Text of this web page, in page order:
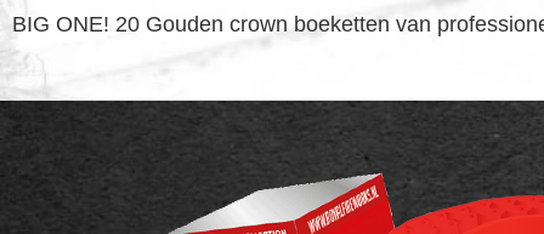
BIG ONE! 20 Gouden crown boeketten van
FOOTER
WIDGET
HEADER